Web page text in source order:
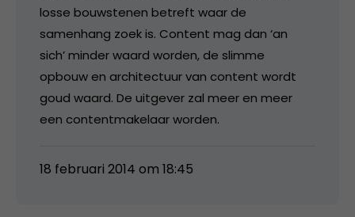
losse bouwstenen betreft waar de
samenhang zoek is. Content mag dan ‘an
sich’ minder waard worden, de slimme
opbouw en architectuur van content wordt
goud waard. De uitgever zal meer en meer
een contentmakelaar worden.
18 februari 2014 om 18:45